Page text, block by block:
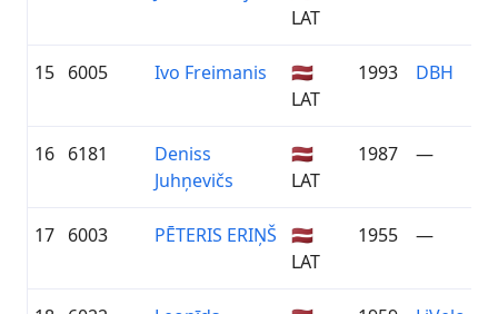
LAT
15 6005 Ivo Freimanis
🇱🇻
LAT
1993 DBH
16 6181
Deniss
Juhņevičs
🇱🇻
LAT
1987 —
17 6003 PĒTERIS ERIŅŠ
🇱🇻
LAT
1955 —